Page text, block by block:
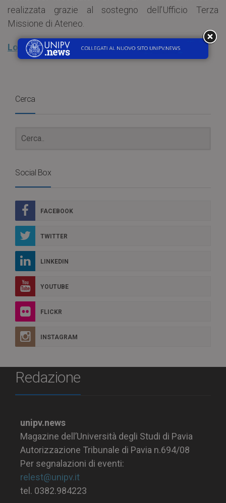
realizzata grazie al sostegno dell’Ufficio Terza
Missione di Ateneo.
Locandina “Un albero per Rina Monti”
Cerca
Social Box
FACEBOOK
TWITTER
LINKEDIN
YOUTUBE
FLICKR
INSTAGRAM
Redazione
unipv.news
Magazine dell’Università degli Studi di Pavia
Autorizzazione Tribunale di Pavia n.694/08
Per segnalazioni di eventi:
relest@unipv.it
tel. 0382.984223